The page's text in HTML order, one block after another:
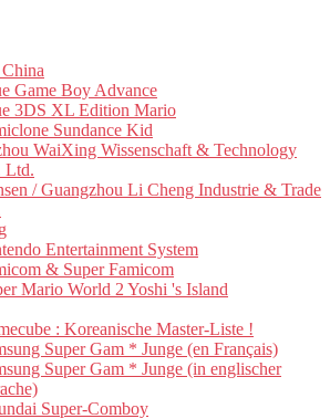
Game Boy Advance
3DS XL Edition Mario
Sundance Kid
WaiXing Wissenschaft & Technology
Ltd.
/ Guangzhou Li Cheng Industrie & Trade
Entertainment System
& Super Famicom
Mario World 2 Yoshi 's Island
: Koreanische Master-Liste !
Super Gam * Junge (en Français)
Super Gam * Junge (in englischer
Super-Comboy